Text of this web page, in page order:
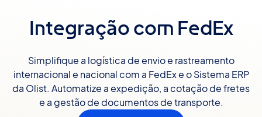
Integração com FedEx
Simplifique a logística de envio e rastreamento
internacional e nacional com a FedEx e o Sistema ERP
da Olist. Automatize a expedição, a cotação de fretes
e a gestão de documentos de transporte.